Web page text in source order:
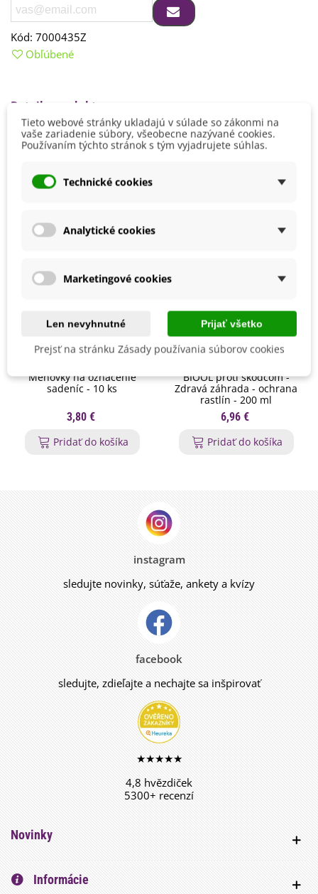
Kód: 7000435Z
Obľúbené
Detaily produktu
Menovky na označenie
sadeníc - 10 ks
3,80 €
Pridať do košíka
BIOOL proti škodcom -
Zdravá záhrada - ochrana
rastlín - 200 ml
6,96 €
Pridať do košíka
instagram
sledujte novinky, súťaže, ankety a kvízy
facebook
sledujte, zdieľajte a nechajte sa inšpirovať
★★★★★
4,8 hvězdiček
5300+ recenzí
Novinky
Informácie
Tieto webové stránky ukladajú v súlade so zákonmi na
vaše zariadenie súbory, všeobecne nazývané cookies.
Používaním týchto stránok s tým vyjadrujete súhlas.
Technické cookies
Analytické cookies
Marketingové cookies
Len nevyhnutné Prijať všetko
Prejsť na stránku Zásady používania súborov cookies